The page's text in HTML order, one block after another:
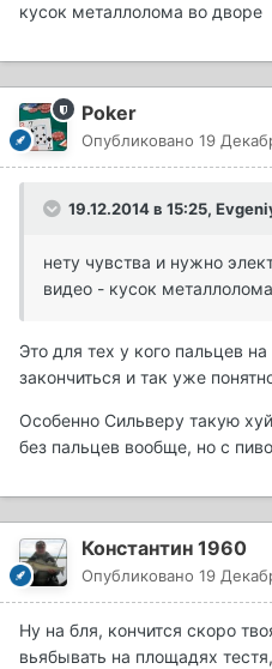
кусок металлолома во дворе
Poker
Опубликовано 19
19.12.2014 в 15:25,
нету чувства и нужно
видео - кусок
Это для тех у кого пальцев
закончиться и так уже
Особенно Сильверу такую
без пальцев вообще, но с
Константин 1960
Опубликовано 19
Ну на бля, кончится скоро
вьябывать на площадях